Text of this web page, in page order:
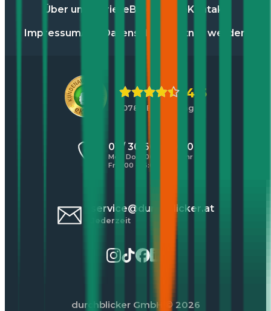
Über uns KarriereBlog Kontakt
ImpressumAGB Datenschutz Partner werden
4,5
10784 Bewertungen
01 / 30 60 900 20
Mo - Do 8:00 - 17:00 Uhr
Fr 8:00 - 16:00 Uhr
service@durchblicker.at
Jederzeit
durchblicker GmbH © 2026